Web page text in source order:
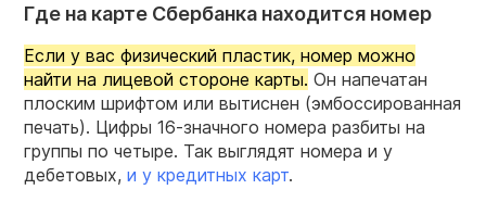
Где на карте Сбербанка находится номер
Если у вас физический пластик, номер можно
найти на лицевой стороне карты. Он напечатан
плоским шрифтом или вытиснен (эмбоссированная
печать). Цифры 16-значного номера разбиты на
группы по четыре. Так выглядят номера и у
дебетовых, и у кредитных карт.